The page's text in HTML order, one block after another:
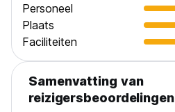
Personeel
Plaats
Faciliteiten
Samenvatting van
reizigersbeoordelingen